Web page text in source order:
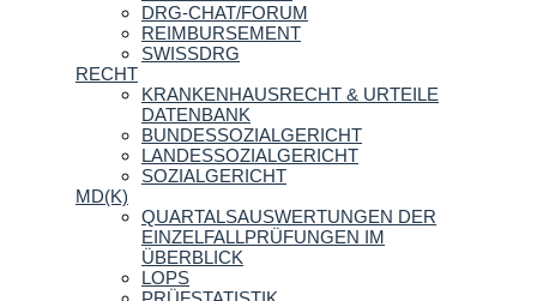
DRG-CHAT/FORUM
REIMBURSEMENT
SWISSDRG
RECHT
KRANKENHAUSRECHT & URTEILE
DATENBANK
BUNDESSOZIALGERICHT
LANDESSOZIALGERICHT
SOZIALGERICHT
MD(K)
QUARTALSAUSWERTUNGEN DER
EINZELFALLPRÜFUNGEN IM
ÜBERBLICK
LOPS